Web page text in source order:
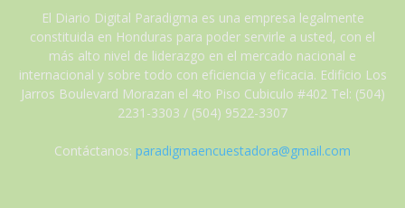
El Diario Digital Paradigma es una empresa legalmente
constituida en Honduras para poder servirle a usted, con el
más alto nivel de liderazgo en el mercado nacional e
internacional y sobre todo con eficiencia y eficacia. Edificio Los
Jarros Boulevard Morazan el 4to Piso Cubiculo #402 Tel: (504)
2231-3303 / (504) 9522-3307
Contáctanos: paradigmaencuestadora@gmail.com